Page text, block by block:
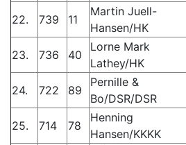
22.
739 11
Martin Juell-
Hansen/HK
23. 736 40
Lorne Mark
Lathey/HK
24. 722 89
Pernille &
Bo/DSR/DSR
25. 714 78
Henning
Hansen/KKKK